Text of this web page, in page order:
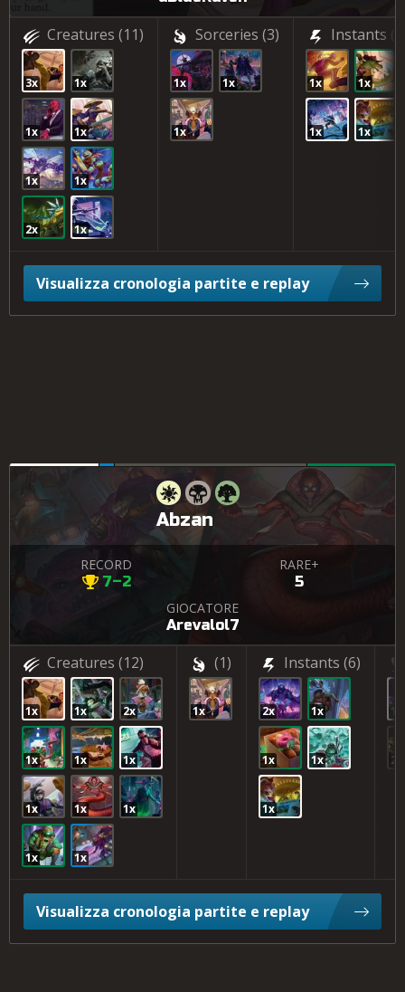
Creatures (11)
3x 1x
1x 1x
1x 1x
2x 1x
Sorceries (3)
1x 1x
1x
Instants
1x 1x
1x 1x
Visualizza cronologia partite e replay
Abzan
RECORD
7–2
RARE+
5
GIOCATORE
Arevalol7
Creatures (12)
1x 1x 2x
1x 1x 1x
1x 1x 1x
1x 1x
(1)
1x
Instants (6)
2x 1x
1x 1x
1x
1x
2x
Visualizza cronologia partite e replay